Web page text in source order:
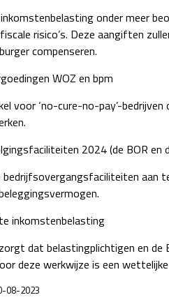
onder meer
risico’s. Deze aangiften
compenseren.
WOZ en bpm
voor ‘no-cure-no-pay’-
2024 (de BOR en
aan
inkomstenbelasting
dat belastingplichtigen en
deze werkwijze is een
08-2023